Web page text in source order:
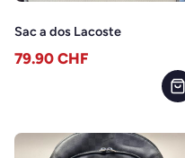
Sac a dos Lacoste
79.90 CHF